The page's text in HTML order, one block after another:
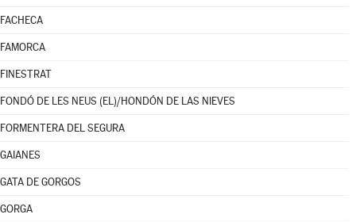
FACHECA
FAMORCA
FINESTRAT
FONDÓ DE LES NEUS (EL)/HONDÓN DE LAS NIEVES
FORMENTERA DEL SEGURA
GAIANES
GATA DE GORGOS
GORGA